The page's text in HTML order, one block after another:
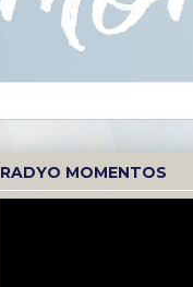
RADYO MOMENTOS